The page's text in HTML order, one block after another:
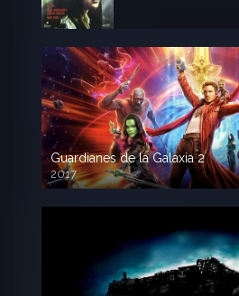
Guardianes de la Galaxia 2
2017
720p HD